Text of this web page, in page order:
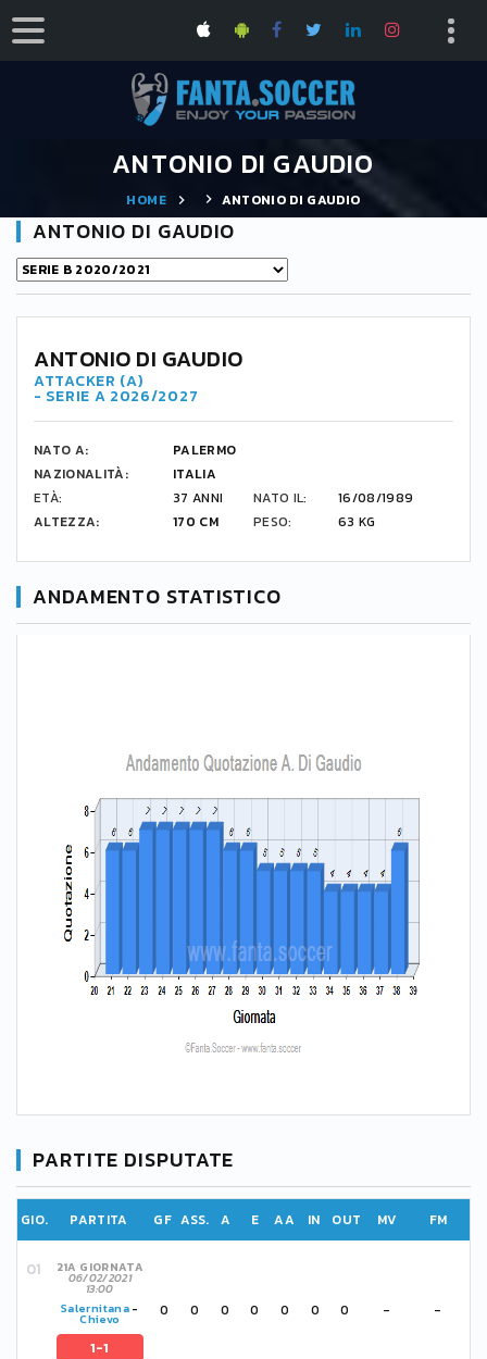
ANTONIO DI GAUDIO
HOME ANTONIO DI GAUDIO
ANTONIO DI GAUDIO
ANTONIO DI GAUDIO
ATTACKER (A)
- SERIE A 2026/2027
NATO A:
PALERMO
NAZIONALITÀ:
ITALIA
ETÀ:
37 ANNI NATO IL:
16/08/1989
ALTEZZA:
170 CM PESO: 63 KG
ANDAMENTO STATISTICO
PARTITE DISPUTATE
GIO. PARTITA GF ASS. A E AA IN OUT MV FM
21A GIORNATA
06/02/2021
13:00
Salernitana-
Chievo
1-1
0 0 0 0 0 0 0 - -